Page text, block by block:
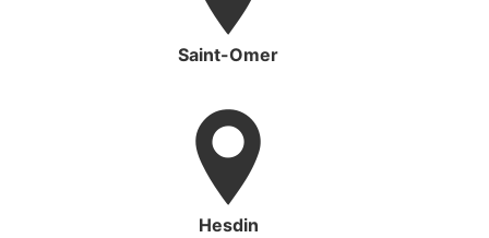
Saint-Omer
Hesdin